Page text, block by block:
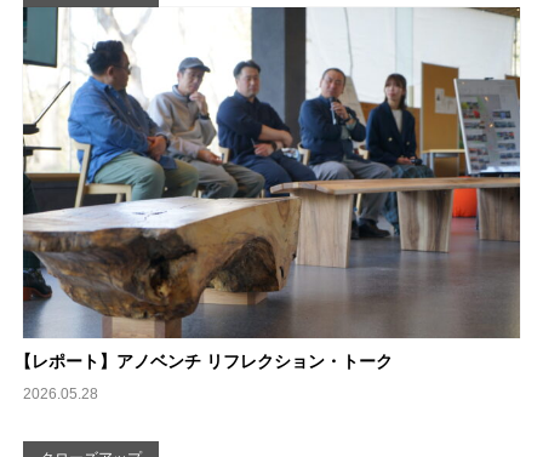
【 レポート】アノベンチ リフレクション・トーク
2026.05.28